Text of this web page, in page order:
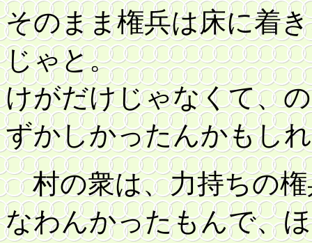
そのまま権兵は床に着
じゃと。
けがだけじゃなくて、
ずかしかったんかもし
村の衆は、力持ちの権
なわんかったもんで、